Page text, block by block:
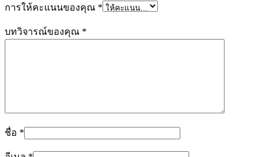
การให้คะแนนของคุณ *
บทวิจารณ์ของคุณ *
ชื่อ *